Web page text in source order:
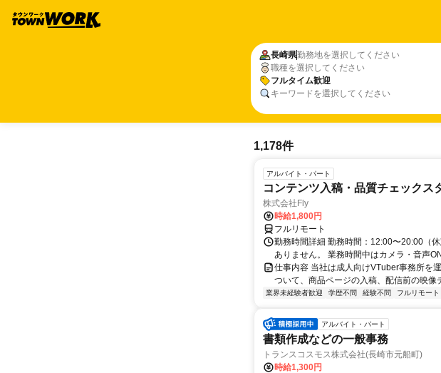
長崎県勤務地を選択してください
職種を選択してください
フルタイム歓迎
キーワードを選択してください
1,178件
アルバイト・パート
コンテンツ入稿・品質チェックス
株式会社Fly
時給1,800円
フルリモート
勤務時間詳細 勤務時間：12:00〜20:00（
ありません。 業務時間中はカメラ・音声
仕事内容 当社は成人向けVTuber事務所を
ついて、商品ページの入稿、配信前の映
業界未経験者歓迎 学歴不問 経験不問 フルリモート
アルバイト・パート
書類作成などの一般事務
トランスコスモス株式会社(長崎市元船町)
時給1,300円